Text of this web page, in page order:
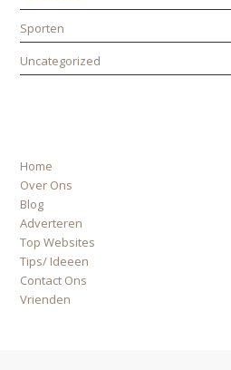
Sporten
Uncategorized
Home
Over Ons
Blog
Adverteren
Top Websites
Tips/ Ideeen
Contact Ons
Vrienden